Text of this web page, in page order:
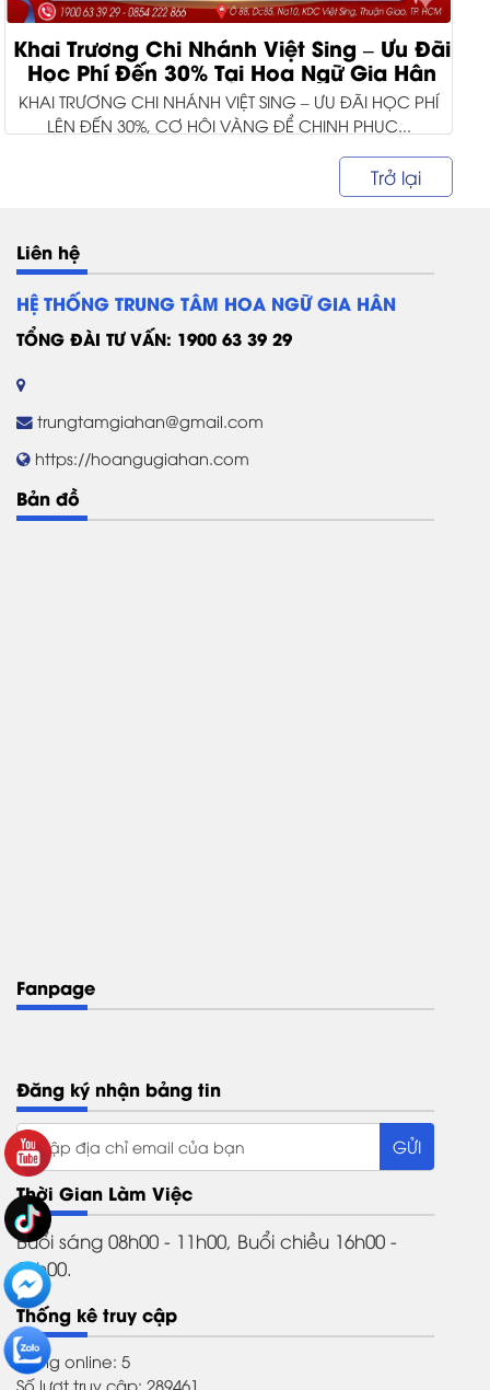
Khai Trương Chi Nhánh Việt Sing – Ưu Đãi
Học Phí Đến 30% Tại Hoa Ngữ Gia Hân
KHAI TRƯƠNG CHI NHÁNH VIỆT SING – ƯU ĐÃI HỌC PHÍ
LÊN ĐẾN 30%, CƠ HỘI VÀNG ĐỂ CHINH PHỤC...
Trở lại
Liên hệ
HỆ THỐNG TRUNG TÂM HOA NGỮ GIA HÂN
TỔNG ĐÀI TƯ VẤN: 1900 63 39 29
trungtamgiahan@gmail.com
https://hoangugiahan.com
Bản đồ
Fanpage
Đăng ký nhận bảng tin
Thời Gian Làm Việc
Buổi sáng 08h00 - 11h00, Buổi chiều 16h00 -
21h00.
Thống kê truy cập
Đang online: 5
Số lượt truy cập: 289461